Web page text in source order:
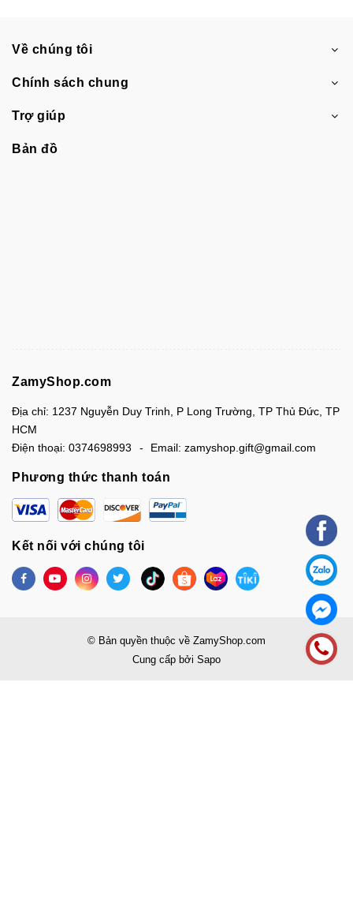
Về chúng tôi
Chính sách chung
Trợ giúp
Bản đồ
ZamyShop.com
Địa chỉ: 1237 Nguyễn Duy Trinh, P Long Trường, TP Thủ Đức, TP
HCM
Điện thoại: 0374698993 Email: zamyshop.gift@gmail.com
Phương thức thanh toán
Kết nối với chúng tôi
© Bản quyền thuộc về ZamyShop.com
Cung cấp bởi Sapo